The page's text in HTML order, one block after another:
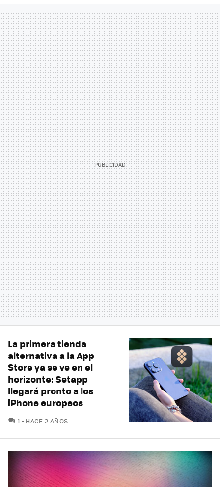
La primera tienda
alternativa a la App
Store ya se ve en el
horizonte: Setapp
llegará pronto a los
iPhone europeos
1 COMENTARIOS
HACE 2 AÑOS